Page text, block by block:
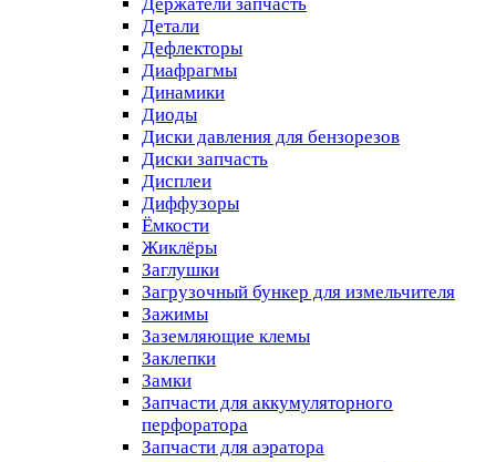
Детали
Дефлекторы
Диафрагмы
Динамики
Диоды
Диски давления для бензорезов
Диски запчасть
Дисплеи
Диффузоры
Ёмкости
Жиклёры
Заглушки
Загрузочный бункер для измельчителя
Зажимы
Заземляющие клемы
Заклепки
Замки
Запчасти для аккумуляторного
перфоратора
Запчасти для аэратора